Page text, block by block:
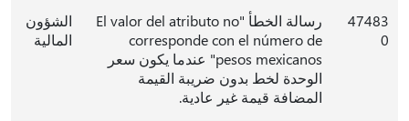
47483
0
رسالة الخطأ "El valor del atributo no
corresponde con el número de
pesos mexicanos" عندما يكون سعر
الوحدة لخط بدون ضريبة القيمة
المضافة قيمة غير عادية.
الشؤون
المالية